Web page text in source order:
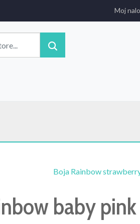
Moj
Boja Rainbow
baby pink